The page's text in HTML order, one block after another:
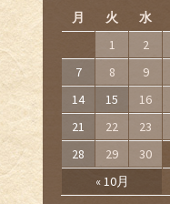
月
火 水
« 10月
1 2
7
8 9
14
15 16
21
22 23
28
29 30